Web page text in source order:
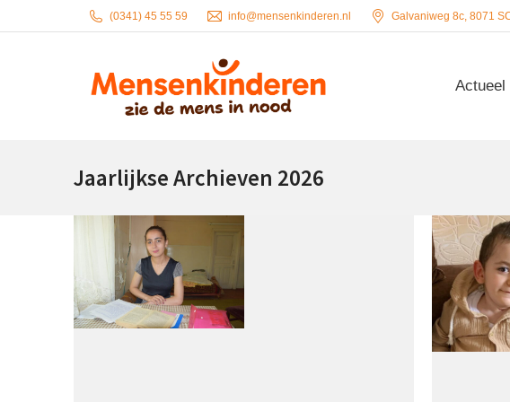
(0341) 45 55 59 info@mensenkinderen.nl Galvaniweg 8c, 8071
Actueel
Jaarlijkse Archieven 2026
Actueel